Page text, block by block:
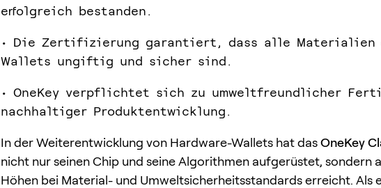
erfolgreich bestanden.
• Die Zertifizierung garantiert, dass alle Materialien
Wallets ungiftig und sicher sind.
• OneKey verpflichtet sich zu umweltfreundlicher
nachhaltiger Produktentwicklung.
In der Weiterentwicklung von Hardware-Wallets hat dasOneKey
nicht nur seinen Chip und seine Algorithmen aufgerüstet, sondern
Höhen bei Material- und Umweltsicherheitsstandards erreicht. Als